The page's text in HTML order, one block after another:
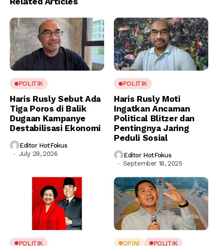
POLITIK
Haris Rusly Sebut Ada
Tiga Poros di Balik
Dugaan Kampanye
Destabilisasi Ekonomi
Editor HotFokus
July 28, 2026
POLITIK
Haris Rusly Moti
Ingatkan Ancaman
Political Blitzer dan
Pentingnya Jaring
Peduli Sosial
Editor HotFokus
September 18, 2025
POLITIK OPINI POLITIK